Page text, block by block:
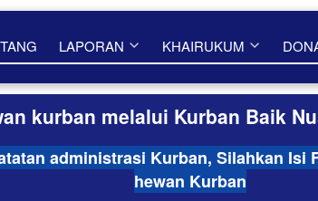
LAPORAN KHAIRUKUM
kurban melalui Kurban Baik
administrasi Kurban, Silahkan Isi
hewan Kurban